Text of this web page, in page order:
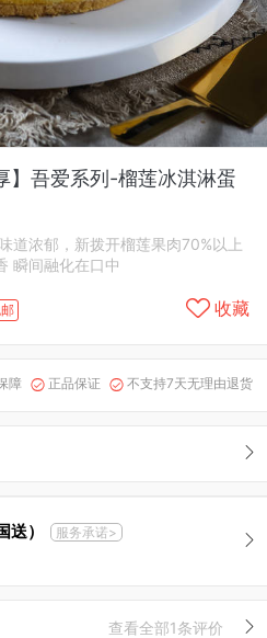
】吾爱系列-榴莲冰淇淋蛋
道浓郁，新拨开榴莲果肉70%以上
瞬间融化在口中
收藏
障  正品保证  不支持7天无理由退货
） 服务承诺>
查看全部1条评价